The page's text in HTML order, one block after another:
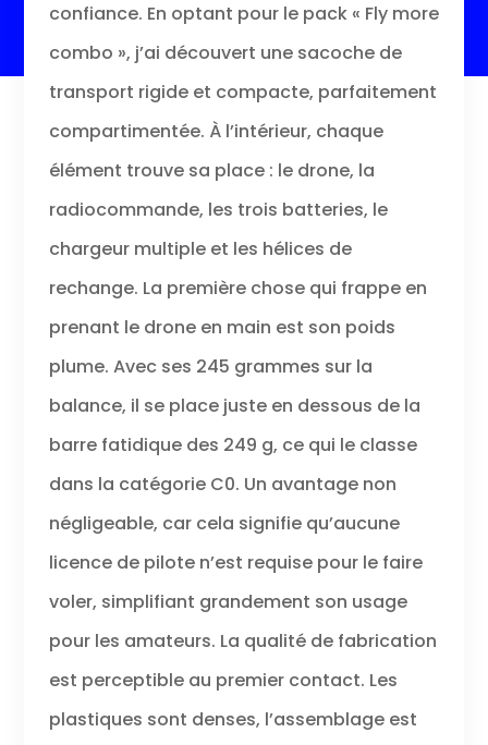
confiance. En optant pour le pack « Fly more
combo », j’ai découvert une sacoche de
transport rigide et compacte, parfaitement
compartimentée. À l’intérieur, chaque
élément trouve sa place : le drone, la
radiocommande, les trois batteries, le
chargeur multiple et les hélices de
rechange. La première chose qui frappe en
prenant le drone en main est son poids
plume. Avec ses 245 grammes sur la
balance, il se place juste en dessous de la
barre fatidique des 249 g, ce qui le classe
dans la catégorie C0. Un avantage non
négligeable, car cela signifie qu’aucune
licence de pilote n’est requise pour le faire
voler, simplifiant grandement son usage
pour les amateurs. La qualité de fabrication
est perceptible au premier contact. Les
plastiques sont denses, l’assemblage est